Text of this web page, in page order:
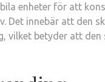
enheter för att
Det innebär att den
vilket betyder att